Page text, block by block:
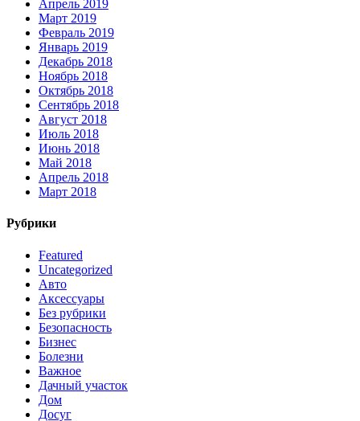
Апрель 2019
Март 2019
Февраль 2019
Январь 2019
Декабрь 2018
Ноябрь 2018
Октябрь 2018
Сентябрь 2018
Август 2018
Июль 2018
Июнь 2018
Май 2018
Апрель 2018
Март 2018
Рубрики
Featured
Uncategorized
Авто
Аксессуары
Без рубрики
Безопасность
Бизнес
Болезни
Важное
Дачный участок
Дом
Досуг